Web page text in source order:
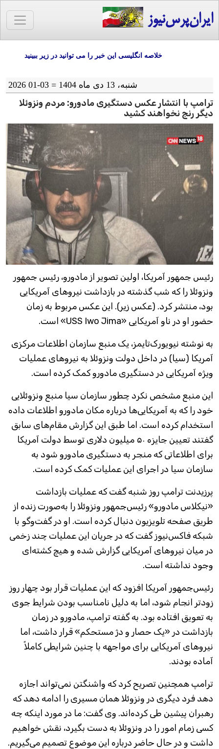
ایران‌پرس‌نیوز
خلاصه انگلیسی این خبر را می توانید در زیر ببینید
شنبه، 13 دی ماه 1404 = 03-01 2026
ترامپ با انتشار عکس دستگیری مادورو: مردم ونزوئلا
دیگر رنج نخواهند کشید
رئیس جمهور آمریکا، اولین تصویر از مادورو، رئیس جمهور
ونزوئلا را که شب گذشته در بازداشت نیروهای آمریکایی
بود، منتشر کرد. (عکس زیر). این عکس مربوط به زمان
حضور او در ناو آمریکایی «USS Iwo Jima» است.
به نوشته نیویورک‌تایمز، یک منبع سازمان اطلاعات مرکزی
آمریکا (سیا) در داخل دولت ونزوئلا به نیروهای عملیات
ویژه آمریکایی در دستگیری مادورو کمک کرده است.
این منبع مشخص نکرد چطور سازمان سیا منبع ونزوئلایی
خود را که به آمریکایی‌ها درباره مکان مادورو اطلاعات داده
استخدام کرده است. اما طبق این گزارش مقام‌های سابق
گفتند تعیین جایزه ۵۰ میلیون دلاری توسط دولت آمریکا
برای اطلاعاتی که منجر به دستگیری مادورو شود به
سازمان سیا در اجرای این عملیات کمک کرده است.
پرزیدنت ترامپ روز شنبه گفت که عملیات بازداشت
«نیکلاس مادورو» رئیس‌جمهور ونزوئلا را به‌صورت زنده از
طریق صفحه تلویزیون دنبال کرده است. او در گفت‌وگو با
شبکه فاکس‌نیوز گفت که در جریان این عملیات چند زخمی
در میان نیروهای آمریکایی گزارش شده و هیچ کشته‌ای
وجود نداشته است.
رئیس‌جمهور آمریکا افزود که این عملیات قرار بود چهار روز
زودتر انجام شود، اما به دلیل نامناسب بودن شرایط جوی
به تعویق افتاده بود. به گفته ترامپ، مادورو در زمان
بازداشت در «یک حصار و دژ مستحکم» قرار داشت، اما
نیروهای آمریکایی برای مواجهه با چنین شرایطی کاملاً
آماده بودند.
ترامپ همچنین تصریح کرد که واشنگتن نمی‌تواند اجازه
دهد فرد دیگری در ونزوئلا همان مسیری را ادامه دهد که
رهبران پیشین طی کرده‌اند. وی گفت: ما در مورد اینکه چه
کسی زمام امور را در ونزوئلا به دست بگیرد، نقش خواهیم
داشت و در حال حاضر درباره این موضوع تصمیم می‌گیریم.